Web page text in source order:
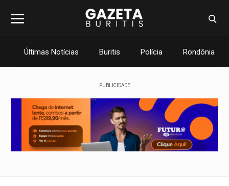
Últimas Notícias Buritis Polícia Rondônia
PUBLICIDADE